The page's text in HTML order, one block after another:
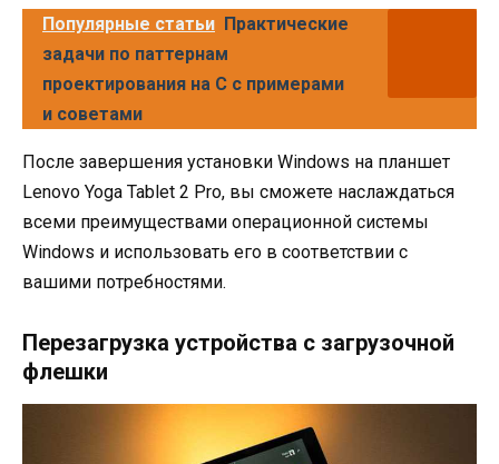
Популярные статьи Практические
задачи по паттернам
проектирования на C с примерами
и советами
После завершения установки Windows на планшет
Lenovo Yoga Tablet 2 Pro, вы сможете наслаждаться
всеми преимуществами операционной системы
Windows и использовать его в соответствии с
вашими потребностями.
Перезагрузка устройства с загрузочной
флешки